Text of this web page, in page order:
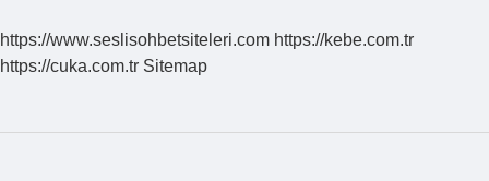
https://www.seslisohbetsiteleri.com https://kebe.com.tr
https://cuka.com.tr Sitemap